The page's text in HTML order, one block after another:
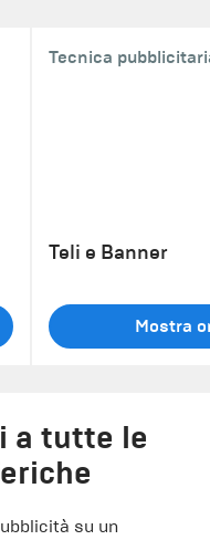
Tecnica
Teli e Banner
Mostra
a tutte le
su un